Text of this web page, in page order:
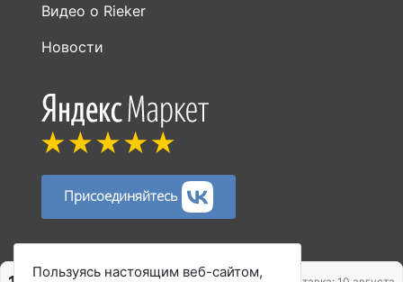
Видео о Rieker
Новости
Присоединяйтесь
Пользуясь настоящим веб-сайтом,